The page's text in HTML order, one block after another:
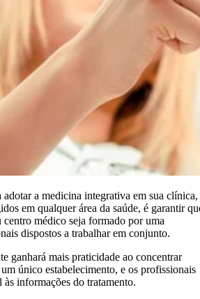
a medicina integrativa em sua clínica,
em qualquer área da saúde, é garantir
médico seja formado por uma
dispostos a trabalhar em conjunto.
ganhará mais praticidade ao concentrar
único estabelecimento, e os profissionais
às informações do tratamento.